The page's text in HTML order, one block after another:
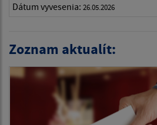
Dátum vyvesenia: 26.05.2026
Zoznam aktualít: